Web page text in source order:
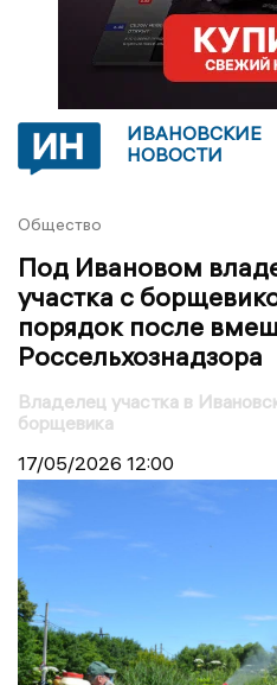
ИВАНОВСКИЕ
НОВОСТИ
Общество
Под Ивановом
участка с
порядок после
Россельхознадзора
Владелец участка в
борщевика
17/05/2026 12:00